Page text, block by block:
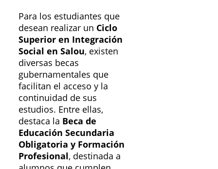
Para los estudiantes que
desean realizar un Ciclo
Superior en Integración
Social en Salou, existen
diversas becas
gubernamentales que
facilitan el acceso y la
continuidad de sus
estudios. Entre ellas,
destaca la Beca de
Educación Secundaria
Obligatoria y Formación
Profesional, destinada a